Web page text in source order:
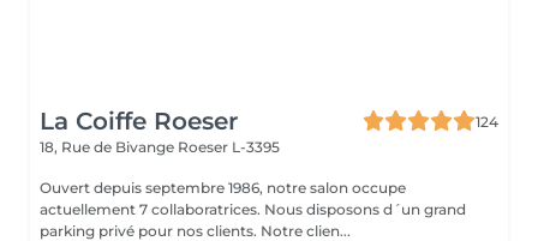
La Coiffe Roeser
124
18, Rue de Bivange Roeser L-3395
Ouvert depuis septembre 1986, notre salon occupe
actuellement 7 collaboratrices. Nous disposons d´un grand
parking privé pour nos clients. Notre clien...